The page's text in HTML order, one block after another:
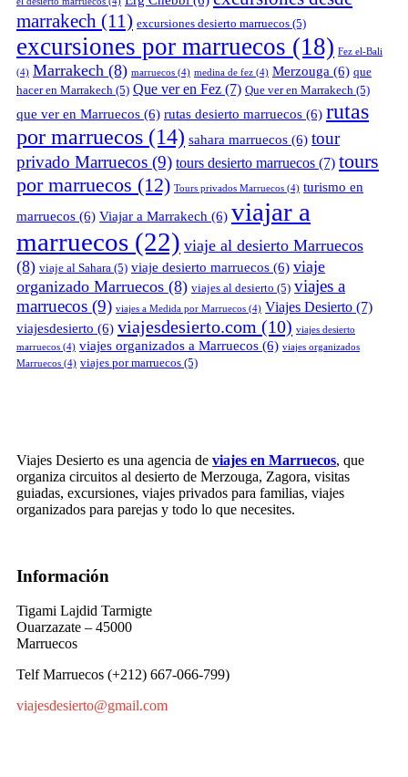
marrakech (11) excursiones desierto marruecos (5)
excursiones por marruecos (18) Fez el-Bali
(4) Marrakech (8) marruecos (4) medina de fez (4) Merzouga (6) que
hacer en Marrakech (5) Que ver en Fez (7) Que ver en Marrakech (5)
que ver en Marruecos (6) rutas desierto marruecos (6) rutas
por marruecos (14) sahara marruecos (6) tour
privado Marruecos (9) tours desierto marruecos (7) tours
por marruecos (12) Tours privados Marruecos (4) turismo en
marruecos (6) Viajar a Marrakech (6) viajar a
marruecos (22) viaje al desierto Marruecos
(8) viaje al Sahara (5) viaje desierto marruecos (6) viaje
organizado Marruecos (8) viajes al desierto (5) viajes a
marruecos (9) viajes a Medida por Marruecos (4) Viajes Desierto (7)
viajesdesierto (6) viajesdesierto.com (10) viajes desierto
marruecos (4) viajes organizados a Marruecos (6) viajes organizados
Marruecos (4) viajes por marruecos (5)
Viajes Desierto es una agencia de viajes en Marruecos, que
organiza circuitos al desierto de Merzouga, Zagora, visitas
guiadas, excursiones, viajes privados para familias, viajes
organizados para parejas y todo lo que necesites.
Información
Tigami Lajdid Tarmigte
Ouarzazate – 45000
Marruecos
Telf Marruecos (+212) 667-066-799)
viajesdesierto@gmail.com